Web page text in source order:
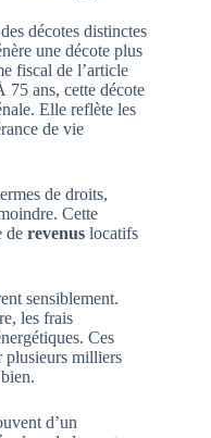
décotes distinctes
une décote plus
fiscal de l’article
75 ans, cette décote
Elle reflète les
de vie
de droits,
Cette
de revenuslocatifs
sensiblement.
les frais
Ces
plusieurs milliers
d’un